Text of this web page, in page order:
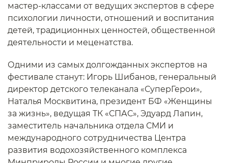
мастер-классами от ведущих экспертов в сфере
психологии личности, отношений и воспитания
детей, традиционных ценностей, общественной
деятельности и меценатства.
Одними из самых долгожданных экспертов на
фестивале станут: Игорь Шибанов, генеральный
директор детского телеканала «СуперГерои»,
Наталья Москвитина, президент БФ «Женщины
за жизнь», ведущая ТК «СПАС», Эдуард Лапин,
заместитель начальника отдела СМИ и
международного сотрудничества Центра
развития водохозяйственного комплекса